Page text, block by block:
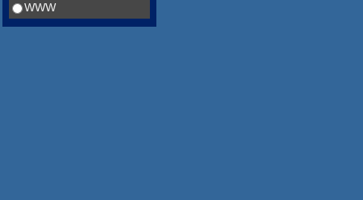
WWW